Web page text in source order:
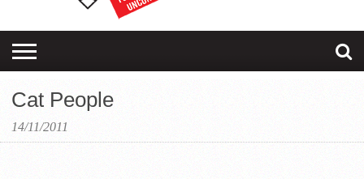
Cat People
14/11/2011